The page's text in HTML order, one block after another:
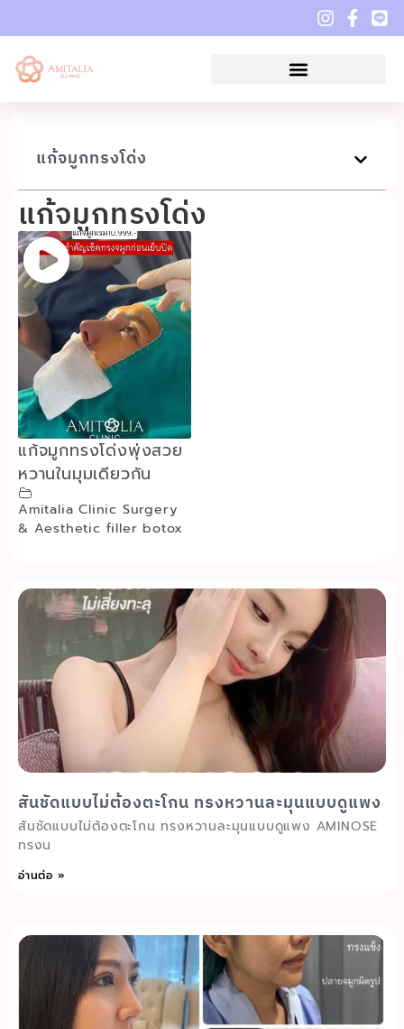
แก้จมูกทรงโด่ง
แก้จมูกทรงโด่ง
แก้จมูกทรงโด่งพุ่งสวย
หวานในมุมเดียวกัน
Amitalia Clinic Surgery
& Aesthetic filler botox
สันชัดแบบไม่ต้องตะโกน ทรงหวานละมุนแบบดูแพง
สันชัดแบบไม่ต้องตะโกน ทรงหวานละมุนแบบดูแพง AMINOSE
ทรงน
อ่านต่อ »